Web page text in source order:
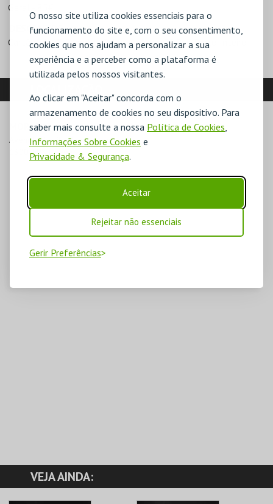
O nosso site utiliza cookies essenciais para o
funcionamento do site e, com o seu consentimento,
cookies que nos ajudam a personalizar a sua
experiência e a perceber como a plataforma é
utilizada pelos nossos visitantes.
Ao clicar em "Aceitar" concorda com o
armazenamento de cookies no seu dispositivo. Para
saber mais consulte a nossa Política de Cookies,
Informações Sobre Cookies e
Privacidade & Segurança.
Aceitar
Rejeitar não essenciais
Gerir Preferências
Geral - 85€
DESCONTOS
Cartão MAAT Friend
Colaboradores EDP Preço Inteiro
MORADA
Avenida Brasília, Central Tejo
1300-598 Lisboa
VEJA AINDA: